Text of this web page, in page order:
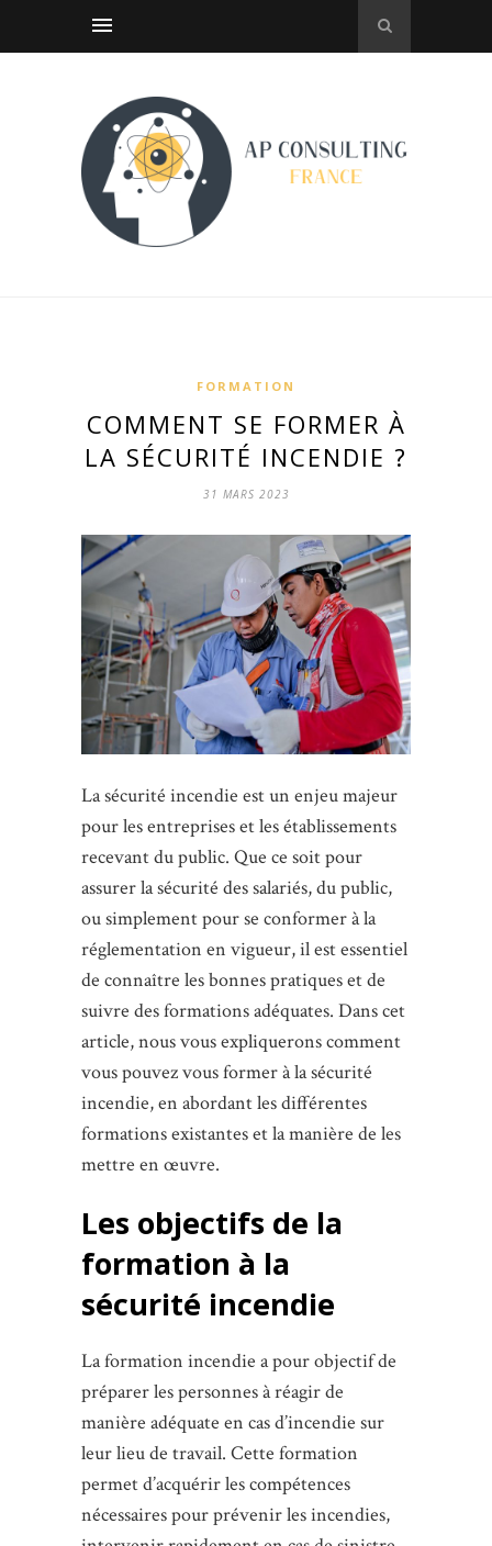
FORMATION
COMMENT SE FORMER À
LA SÉCURITÉ INCENDIE ?
31 MARS 2023
La sécurité incendie est un enjeu majeur
pour les entreprises et les établissements
recevant du public. Que ce soit pour
assurer la sécurité des salariés, du public,
ou simplement pour se conformer à la
réglementation en vigueur, il est essentiel
de connaître les bonnes pratiques et de
suivre des formations adéquates. Dans cet
article, nous vous expliquerons comment
vous pouvez vous former à la sécurité
incendie, en abordant les différentes
formations existantes et la manière de les
mettre en œuvre.
Les objectifs de la
formation à la
sécurité incendie
La formation incendie a pour objectif de
préparer les personnes à réagir de
manière adéquate en cas d’incendie sur
leur lieu de travail. Cette formation
permet d’acquérir les compétences
nécessaires pour prévenir les incendies,